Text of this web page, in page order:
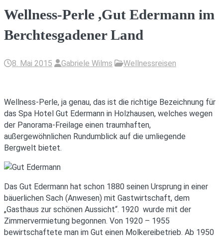
Wellness-Perle ,Gut Edermann im
Berchtesgadener Land
8. Mai 2015 Gabriele Wilms Wellnessreisen
Wellness-Perle, ja genau, das ist die richtige Bezeichnung für
das Spa Hotel Gut Edermann in Holzhausen, welches wegen
der Panorama-Freilage einen traumhaften,
außergewöhnlichen Rundumblick auf die umliegende
Bergwelt bietet.
Das Gut Edermann hat schon 1880 seinen Ursprung in einer
bäuerlichen Sach (Anwesen) mit Gastwirtschaft, dem
„Gasthaus zur schönen Aussicht“. 1920 wurde mit der
Zimmervermietung begonnen. Von 1920 – 1955
bewirtschaftete man im Gut einen Molkereibetrieb. Ab 1950